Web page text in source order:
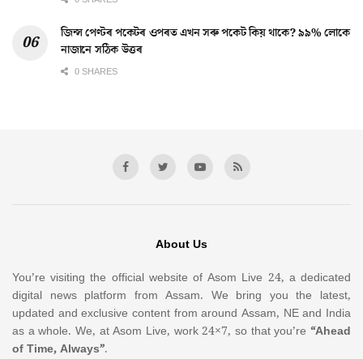
জিন্স পেণ্টৰ পকেটৰ ওপৰত এখন সৰু পকেট কিয় থাকে? ৯৯% লোকে
নাজানে সঠিক উত্তৰ
0 SHARES
About Us
You’re visiting the official website of Asom Live 24, a dedicated
digital news platform from Assam. We bring you the latest,
updated and exclusive content from around Assam, NE and India
as a whole. We, at Asom Live, work 24×7, so that you’re “Ahead
of Time, Always”.